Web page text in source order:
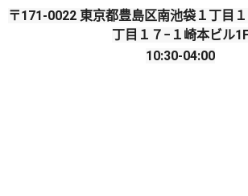
〒171-0022 東京都豊島区南池袋１丁目
丁目１７−１崎本ビル
10:30-04:00